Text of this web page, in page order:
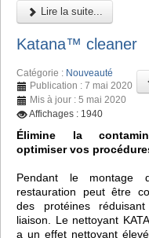
Lire la suite...
Katana™ cleaner
Catégorie : Nouveauté
Publication : 7 mai 2020
Mis à jour : 5 mai 2020
Affichages : 1940
Élimine la
optimiser vos
Pendant le montage
restauration peut être
des protéines
liaison. Le nettoyant
a un effet nettoyant